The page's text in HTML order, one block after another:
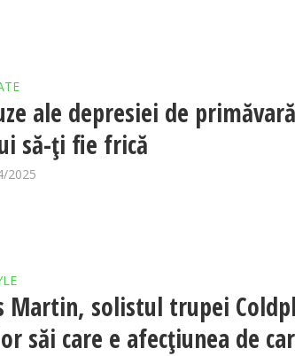
ale depresiei de
să-ți fie frică
2025
Martin, solistul trupei
săi care e afecțiunea de